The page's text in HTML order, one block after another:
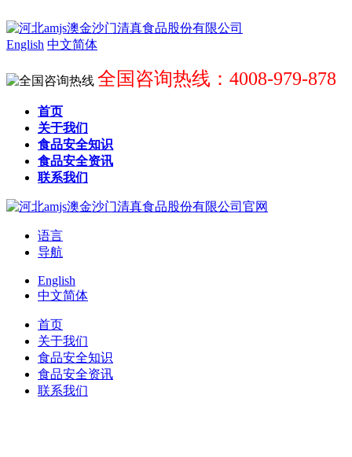
English 中文简体
全国咨询热线：4008-979-878
首页
关于我们
食品安全知识
食品安全资讯
联系我们
语言
导航
English
中文简体
首页
关于我们
食品安全知识
食品安全资讯
联系我们